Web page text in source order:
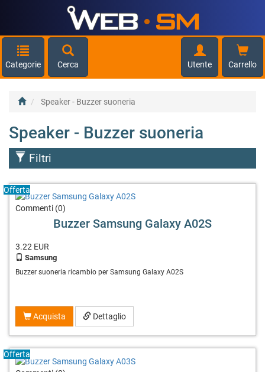
Categorie Cerca Utente Carrello
Speaker - Buzzer suoneria
Speaker - Buzzer suoneria
Filtri
Offerta
Commenti (0)
Buzzer Samsung Galaxy A02S
3.22 EUR
Samsung
Buzzer suoneria ricambio per Samsung Galaxy A02S
Acquista Dettaglio
Offerta